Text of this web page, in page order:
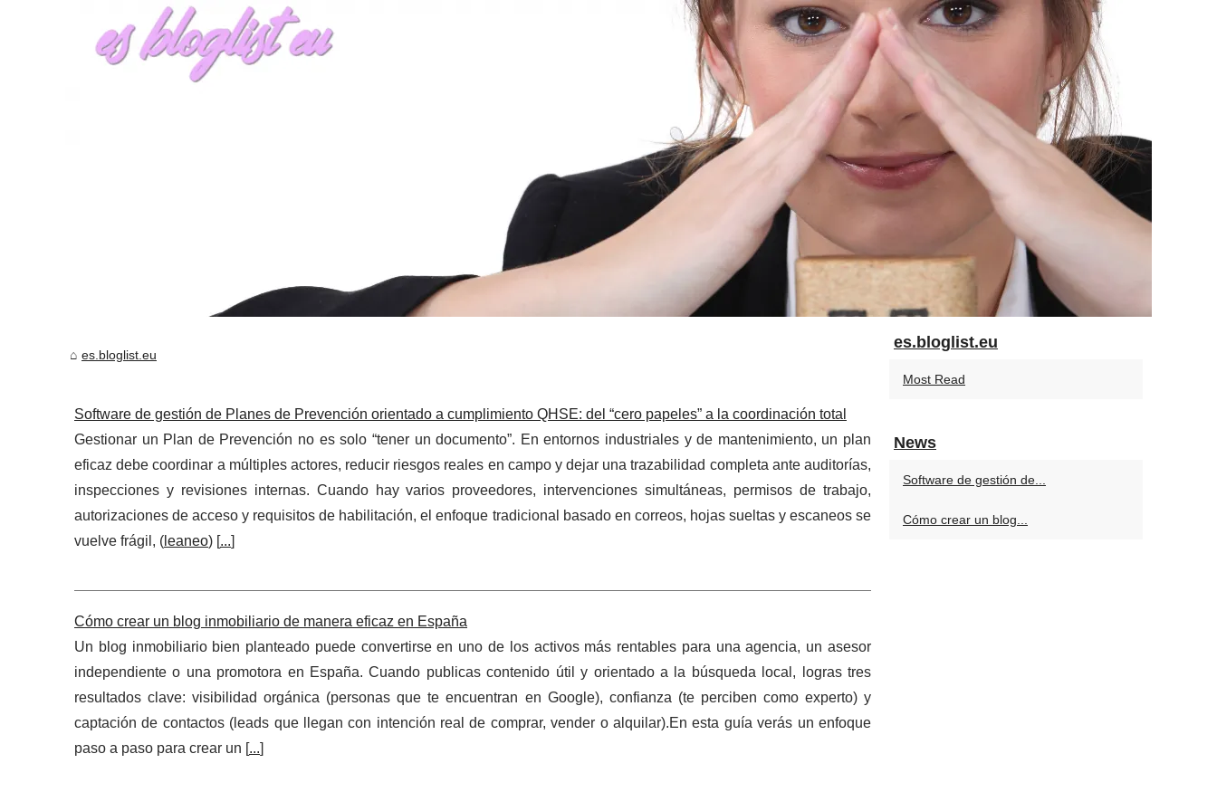
es.bloglist.eu
Software de gestión de Planes de Prevención orientado a cumplimiento QHSE: del “cero papeles” a la coordinación total
Gestionar un Plan de Prevención no es solo “tener un documento”. En entornos industriales y de mantenimiento, un plan
eficaz debe coordinar a múltiples actores, reducir riesgos reales en campo y dejar una trazabilidad completa ante auditorías,
inspecciones y revisiones internas. Cuando hay varios proveedores, intervenciones simultáneas, permisos de trabajo,
autorizaciones de acceso y requisitos de habilitación, el enfoque tradicional basado en correos, hojas sueltas y escaneos se
vuelve frágil, ( leaneo) [...]
Cómo crear un blog inmobiliario de manera eficaz en España
Un blog inmobiliario bien planteado puede convertirse en uno de los activos más rentables para una agencia, un asesor
independiente o una promotora en España. Cuando publicas contenido útil y orientado a la búsqueda local, logras tres
resultados clave: visibilidad orgánica (personas que te encuentran en Google), confianza (te perciben como experto) y
captación de contactos (leads que llegan con intención real de comprar, vender o alquilar).En esta guía verás un enfoque
paso a paso para crear un [...]
es.bloglist.eu
Most Read
News
Software de gestión de...
Cómo crear un blog...